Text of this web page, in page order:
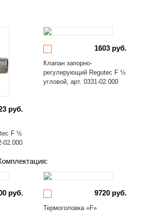
руб.
F ½
02.000
1603 руб.
Клапан запорно-
регулирующий Regutec F ½
угловой, арт. 0331-02.000
руб. 9720 руб.
Термоголовка «F»